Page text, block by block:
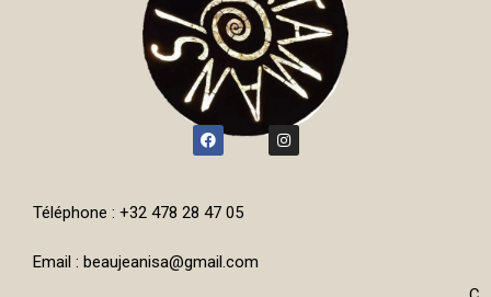
Téléphone : +32 478 28 47 05
Email : beaujeanisa@gmail.com